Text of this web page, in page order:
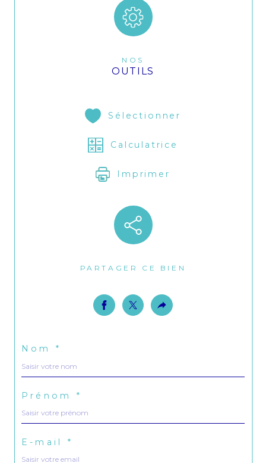
NOS
OUTILS
Sélectionner
Calculatrice
Imprimer
PARTAGER CE BIEN
Nom *
Prénom *
E-mail *